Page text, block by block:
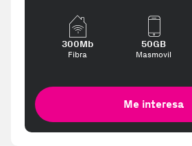
300Mb
Fibra
50GB
Masmovil
Me interesa